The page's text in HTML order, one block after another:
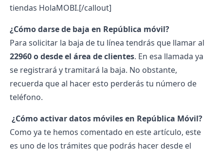
tiendas HolaMOBI.[/callout]
¿Cómo darse de baja en República móvil?
Para solicitar la baja de tu línea tendrás que llamar al
22960 o desde el área de clientes. En esa llamada ya
se registrará y tramitará la baja. No obstante,
recuerda que al hacer esto perderás tu número de
teléfono.
¿Cómo activar datos móviles en República Móvil?
Como ya te hemos comentado en este artículo, este
es uno de los trámites que podrás hacer desde el